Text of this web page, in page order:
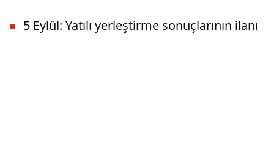
5 Eylül: Yatılı yerleştirme sonuçlarının ilanı